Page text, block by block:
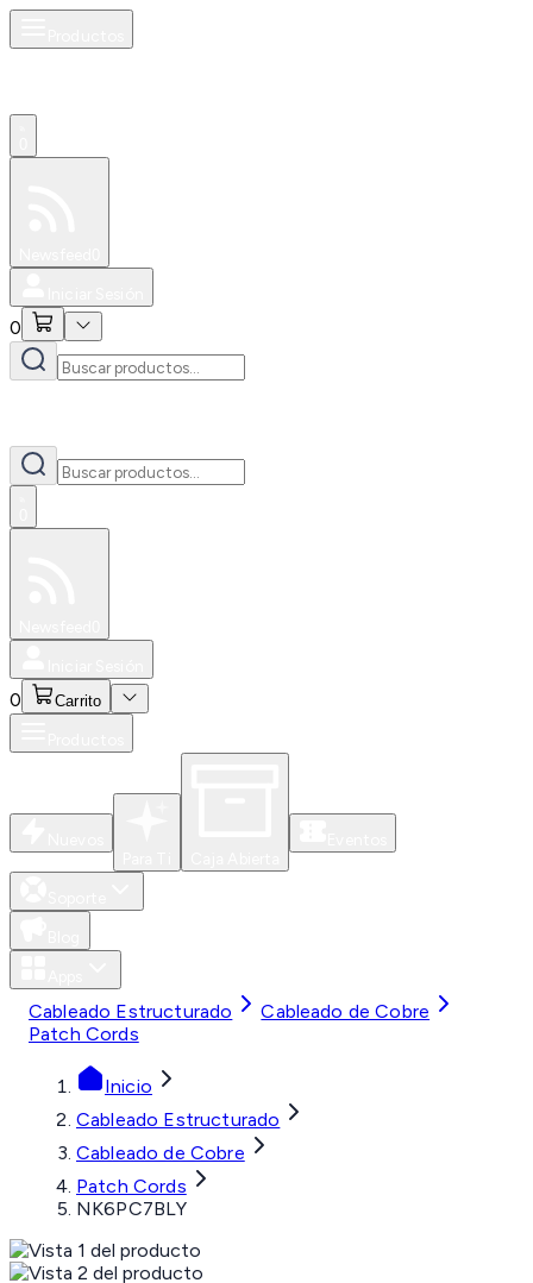
0
0 Carrito
Cableado Estructurado
Cableado de Cobre
Patch Cords
Inicio
Cableado Estructurado
Cableado de Cobre
Patch Cords
NK6PC7BLY